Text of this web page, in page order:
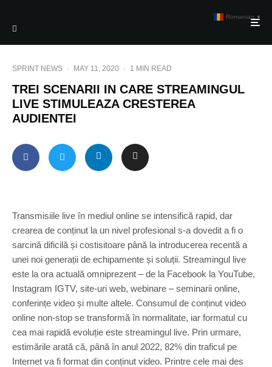
SPRINT NEWS · MAY 11, 2020 · 1 MIN READ
TREI SCENARII IN CARE STREAMINGUL
LIVE STIMULEAZA CRESTEREA
AUDIENTEI
Transmisiile live în mediul online se intensifică rapid, dar
crearea de conținut la un nivel profesional s-a dovedit a fi o
sarcină dificilă și costisitoare până la introducerea recentă a
unei noi generații de echipamente și soluții. Streamingul live
este la ora actuală omniprezent – de la Facebook la YouTube,
Instagram IGTV, site-uri web, webinare – seminarii online,
conferințe video și multe altele. Consumul de conținut video
online non-stop se transformă în normalitate, iar formatul cu
cea mai rapidă evoluție este streamingul live. Prin urmare,
estimările arată că, până în anul 2022, 82% din traficul pe
Internet va fi format din conținut video. Printre cele mai des
Romanian ▼